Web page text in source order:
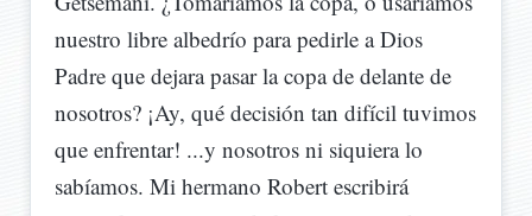
nuestro libre albedrío para pedirle a Dios
Padre que dejara pasar la copa de delante de
nosotros? ¡Ay, qué decisión tan difícil tuvimos
que enfrentar! ...y nosotros ni siquiera lo
sabíamos. Mi hermano Robert escribirá